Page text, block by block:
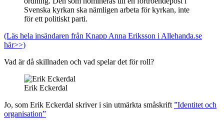
Svenska kyrkan ska nämligen arbeta för kyrkan, inte
för ett politiskt parti.
(Läs hela insändaren från Knapp Anna Eriksson i Allehanda.se
här>>)
Vad är då skillnaden och vad spelar det för roll?
Erik Eckerdal
Jo, som Erik Eckerdal skriver i sin utmärkta småskrift ”Identitet och
organisation”